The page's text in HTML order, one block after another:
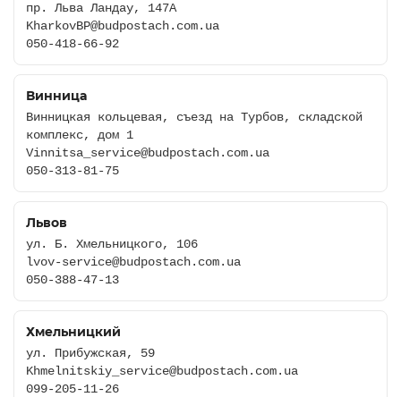
пр. Льва Ландау, 147А
KharkovBP@budpostach.com.ua
050-418-66-92
Винница
Винницкая кольцевая, съезд на Турбов, складской
комплекс, дом 1
Vinnitsa_service@budpostach.com.ua
050-313-81-75
Львов
ул. Б. Хмельницкого, 106
lvov-service@budpostach.com.ua
050-388-47-13
Хмельницкий
ул. Прибужская, 59
Khmelnitskiy_service@budpostach.com.ua
099-205-11-26